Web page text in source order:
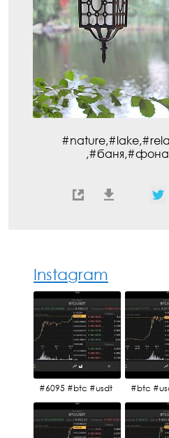
Instagram
#6095 #btc #usdt #btc